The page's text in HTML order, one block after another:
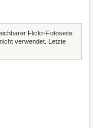
Flickr-Fotoseite
verwendet. Letzte